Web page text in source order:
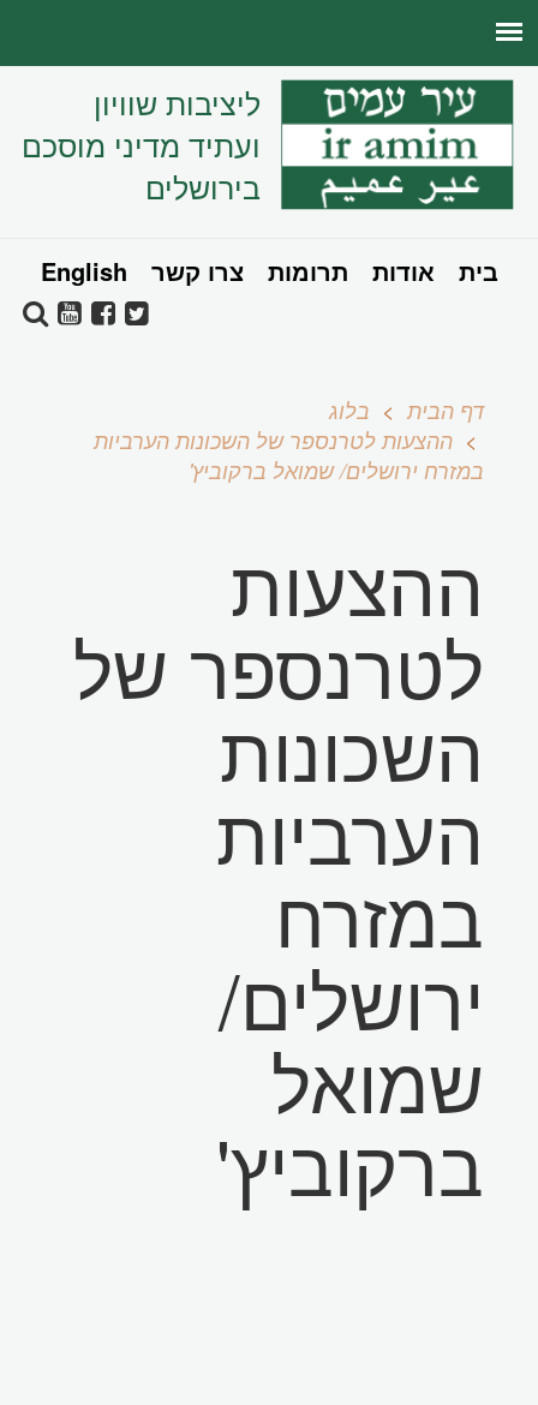
ליציבות שוויון
ועתיד מדיני מוסכם
בירושלים
בית אודות תרומות צרו קשר English
דף הבית
בלוג
ההצעות לטרנספר של השכונות הערביות
במזרח ירושלים/ שמואל ברקוביץ'
ההצעות
לטרנספר של
השכונות
הערביות
במזרח
ירושלים/
שמואל
ברקוביץ'